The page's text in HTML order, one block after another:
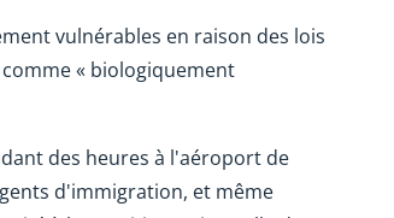
vulnérables en raison des lois
« biologiquement
des heures à l'aéroport de
d'immigration, et même